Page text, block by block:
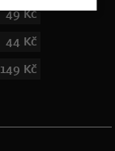
49 Kč
44 Kč
149 Kč